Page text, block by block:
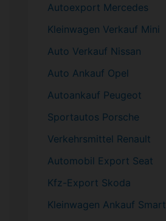
Autoexport Mercedes
Kleinwagen Verkauf Mini
Auto Verkauf Nissan
Auto Ankauf Opel
Autoankauf Peugeot
Sportautos Porsche
Verkehrsmittel Renault
Automobil Export Seat
Kfz-Export Skoda
Kleinwagen Ankauf Smart